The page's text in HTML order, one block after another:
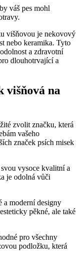
váš pes mohl
višňovou je nekovový
nebo keramika. Tyto
a zdravotní
dlouhotrvající a
višňová na
zvolit značku, která
vašeho
značek psích misek
vysoce kvalitní a
je odolná vůči
a moderní designy
pěkné, ale také
pro všechny
podložku, která